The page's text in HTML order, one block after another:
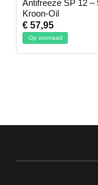
Antifreeze SP 12 –
Kroon-Oil
€ 57,95
Op voorraad